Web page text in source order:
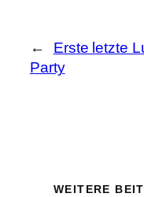
←
Erste letzte
Party
WEITERE